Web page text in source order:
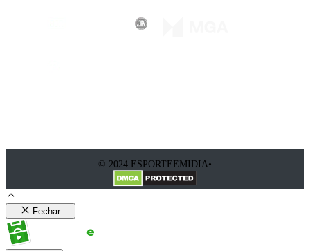
© 2024 ESPORTEEMIDIA•
Fechar